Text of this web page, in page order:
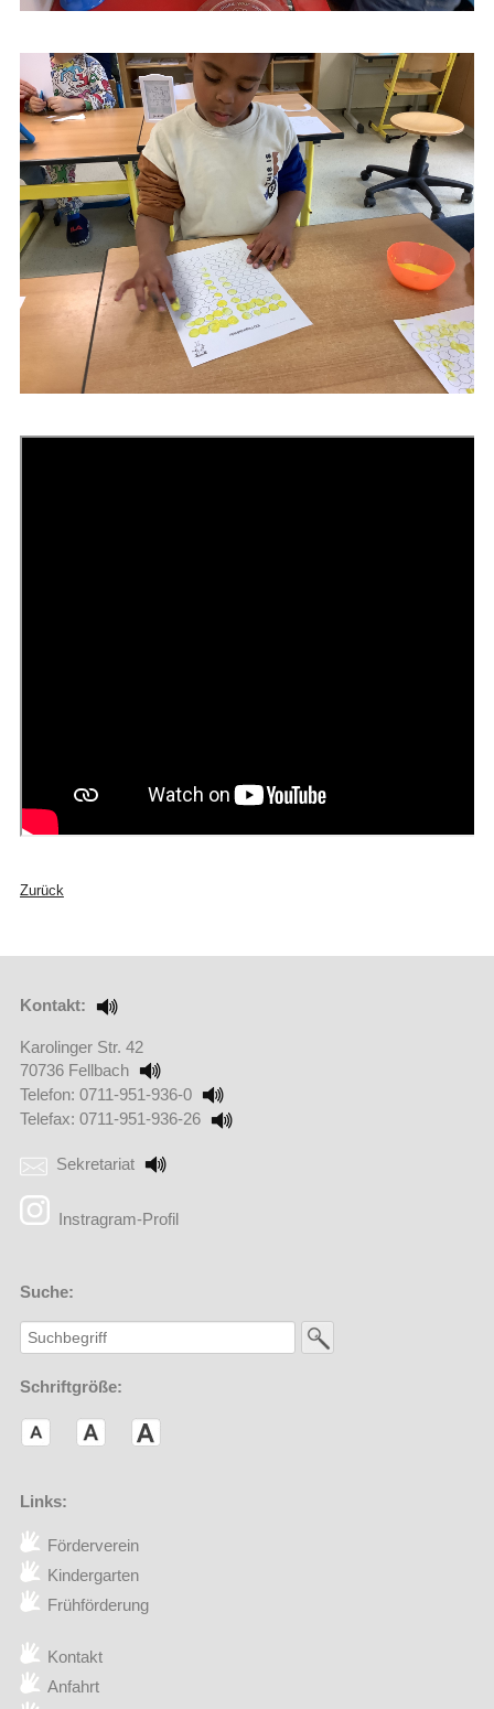
Zurück
Kontakt:
Karolinger Str. 42
70736 Fellbach
Telefon: 0711-951-936-0
Telefax: 0711-951-936-26
Sekretariat
Instragram-Profil
Suche:
Schriftgröße:
Links:
Förderverein
(Externer Link öffnet in einem neuen Browserfenster)
Kindergarten
Frühförderung
Kontakt
Anfahrt